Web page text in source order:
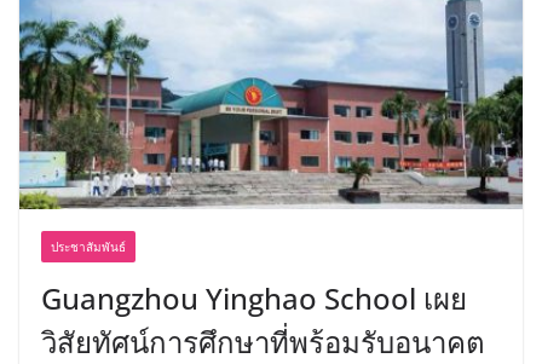
ประชาสัมพันธ์
Guangzhou Yinghao School เผย
วิสัยทัศน์การศึกษาที่พร้อมรับอนาคต